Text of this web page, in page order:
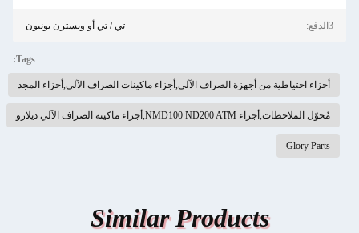
3الدفع: تي / تي أو ويسترن يونيون
Tags:
أجزاء احتياطية من أجهزة الصراف الآلي,أجزاء ماكينات الصراف الآلي,أجزاء المجد
مُحوّل الملاحظات,أجزاء NMD100 ND200 ATM,أجزاء ماكينة الصراف الآلي ديلارو
Glory Parts
Similar Products